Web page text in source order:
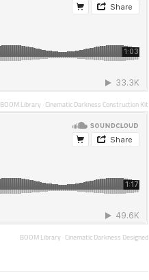
BOOM Library Cinematic Darkness Construction Kit
BOOM Library Cinematic Darkness Designed